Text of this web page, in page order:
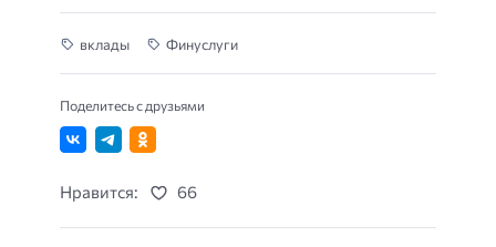
вклады Финуслуги
Поделитесь с друзьями
Нравится: 66